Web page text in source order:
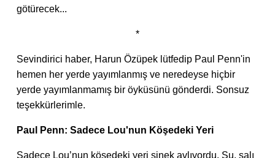
götürecek...
*
Sevindirici haber, Harun Özüpek lütfedip Paul Penn'in
hemen her yerde yayımlanmış ve neredeyse hiçbir
yerde yayımlanmamış bir öyküsünü gönderdi. Sonsuz
teşekkürlerimle.
Paul Penn: Sadece Lou'nun Köşedeki Yeri
Sadece Lou’nun köşedeki yeri sinek avlıyordu. Şu, salı